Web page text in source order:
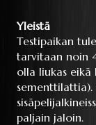
Yleistä
Testipaikan
tarvitaan noin
olla liukas
paljain jaloin.